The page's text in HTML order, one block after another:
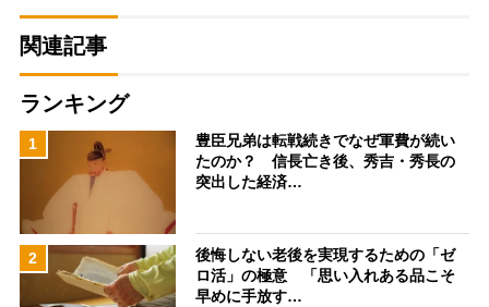
関連記事
ランキング
1
豊臣兄弟は転戦続きでなぜ軍費が続い
たのか？ 信長亡き後、秀吉・秀長の
突出した経済…
2
後悔しない老後を実現するための「ゼ
ロ活」の極意 「思い入れある品こそ
早めに手放す…